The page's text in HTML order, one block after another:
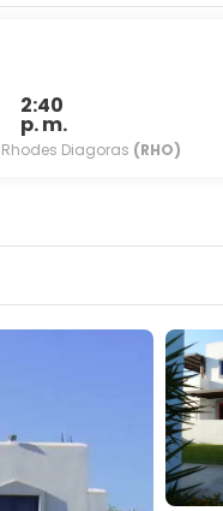
2:40
p. m.
Rhodes Diagoras (RHO)